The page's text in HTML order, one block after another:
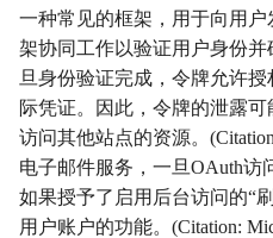
执行
数据外传
影响
初始访问
一种常见的框架，用于向用
架协同工作以验证用户身份
旦身份验证完成，令牌允许
际凭证。因此，令牌的泄露
访问其他站点的资源。
电子邮件服务，一旦OAuth访
如果授予了启用后台访问的“
用户账户的功能。(Citation: